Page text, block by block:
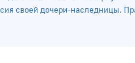
нотариус
сына? Отвечает нотариус